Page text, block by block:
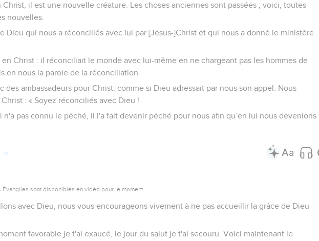
Christ, il est une nouvelle créature. Les choses anciennes sont passées ; voici, toutes
nouvelles.
Dieu qui nous a réconciliés avec lui par [Jésus-]Christ et qui nous a donné le ministère
Christ : il réconciliait le monde avec lui-même en ne chargeant pas les hommes de
en nous la parole de la réconciliation.
des ambassadeurs pour Christ, comme si Dieu adressait par nous son appel. Nous
: « Soyez réconciliés avec Dieu !
n'a pas connu le péché, il l'a fait devenir péché pour nous afin qu’en lui nous devenions
Évangiles sont disponibles en vidéo pour le moment.
avec Dieu, nous vous encourageons vivement à ne pas accueillir la grâce de Dieu
favorable je t'ai exaucé, le jour du salut je t'ai secouru. Voici maintenant le